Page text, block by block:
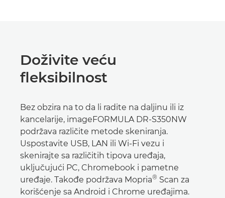
Doživite veću
fleksibilnost
Bez obzira na to da li radite na daljinu ili iz
kancelarije, imageFORMULA DR-S350NW
podržava različite metode skeniranja.
Uspostavite USB, LAN ili Wi-Fi vezu i
skenirajte sa različitih tipova uređaja,
uključujući PC, Chromebook i pametne
uređaje. Takođe podržava Mopria® Scan za
korišćenje sa Android i Chrome uređajima.